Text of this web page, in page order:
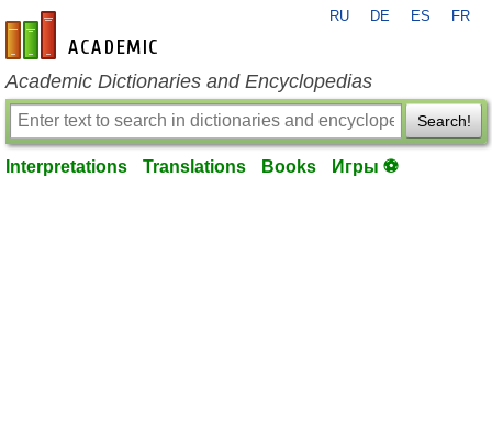
en-academic.com
RU DE ES FR
Academic Dictionaries and Encyclopedias
Search!
Interpretations Translations Books Игры ⚽